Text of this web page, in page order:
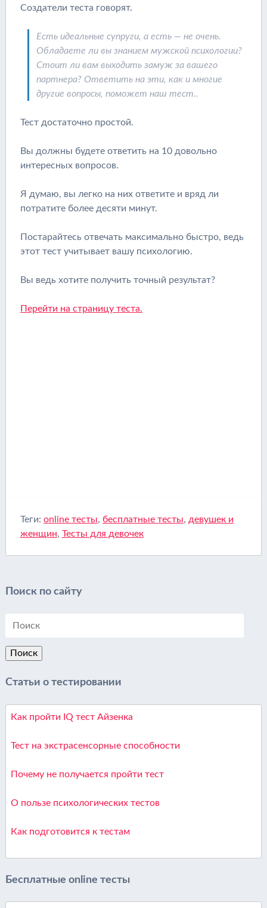
Создатели теста говорят.
Есть идеальные супруги, а есть — не очень.
Обладаете ли вы знанием мужской психологии?
Стоит ли вам выходить замуж за вашего
партнера? Ответить на эти, как и многие
другие вопросы, поможет наш тест..
Тест достаточно простой.
Вы должны будете ответить на 10 довольно
интересных вопросов.
Я думаю, вы легко на них ответите и вряд ли
потратите более десяти минут.
Постарайтесь отвечать максимально быстро, ведь
этот тест учитывает вашу психологию.
Вы ведь хотите получить точный результат?
Перейти на страницу теста.
Теги: online тесты, бесплатные тесты, девушек и
женщин, Тесты для девочек
Поиск по сайту
Статьи о тестировании
Как пройти IQ тест Айзенка
Тест на экстрасенсорные способности
Почему не получается пройти тест
О пользе психологических тестов
Как подготовится к тестам
Бесплатные online тесты